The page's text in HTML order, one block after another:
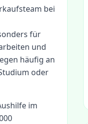
bei
für
und
häufig an
oder
im